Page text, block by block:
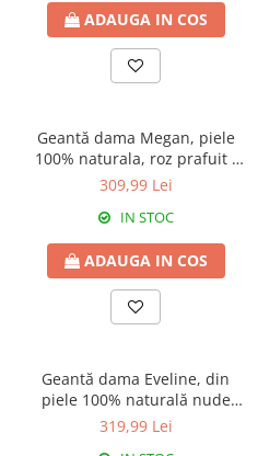
ADAUGA IN COS
Geantă dama Megan, piele
100% naturala, roz prafuit ,
8237
309,99 Lei
IN STOC
ADAUGA IN COS
Geantă dama Eveline, din
piele 100% naturală nude
8013
319,99 Lei